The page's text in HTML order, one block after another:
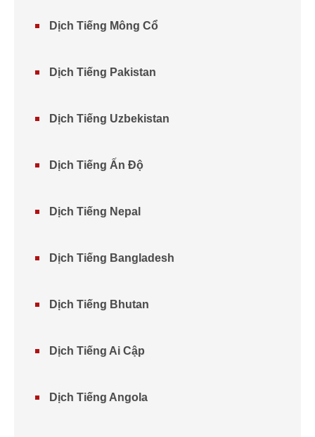
Dịch Tiếng Mông Cổ
Dịch Tiếng Pakistan
Dịch Tiếng Uzbekistan
Dịch Tiếng Ấn Độ
Dịch Tiếng Nepal
Dịch Tiếng Bangladesh
Dịch Tiếng Bhutan
Dịch Tiếng Ai Cập
Dịch Tiếng Angola